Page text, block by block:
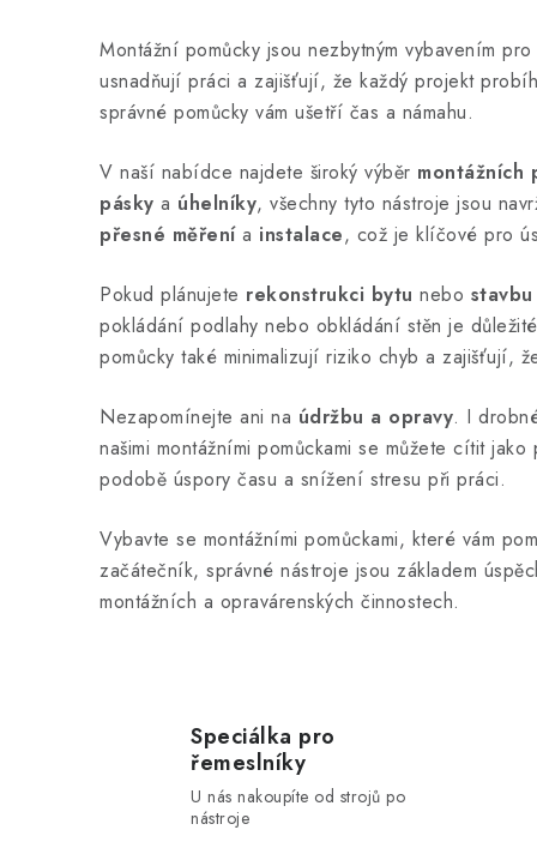
v
l
á
d
a
c
p
r
k
y
ý
p
Montážní pomůcky jsou nezbytným vybavením
usnadňují práci a zajišťují, že každý projekt
správné pomůcky vám ušetří čas a námahu.
V naší nabídce najdete široký výběr montážních
pásky a úhelníky, všechny tyto nástroje jsou
přesné měřenía instalace, což je klíčové pro
Pokud plánujete rekonstrukci bytu nebo
pokládání podlahy nebo obkládání stěn je
pomůcky také minimalizují riziko chyb a zajišťují,
Nezapomínejte ani na údržbu a opravy. I
našimi montážními pomůckami se můžete cítit
podobě úspory času a snížení stresu při práci.
Vybavte se montážními pomůckami, které vám
začátečník, správné nástroje jsou základem
montážních a opravárenských činnostech.
Speciálka pro
řemeslníky
U nás nakoupíte od strojů po
nástroje